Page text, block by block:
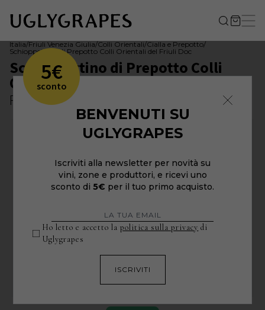
Italia/Friuli Venezia Giulia/Colli Orientali/Cialla e Prepotto/
Schioppettino di Prepotto Colli Orientali del Friuli Doc
Schioppettino di Prepotto Colli
Orientali del Friuli Doc 2021
Petrussa
5€
sconto
BENVENUTI SU
UGLYGRAPES
Iscriviti alla newsletter per novità su
vini, zone e produttori, e ricevi uno
sconto di 5€ per il tuo primo acquisto.
Ho letto e accetto lapolitica sulla privacy di
Uglygrapes
ISCRIVITI